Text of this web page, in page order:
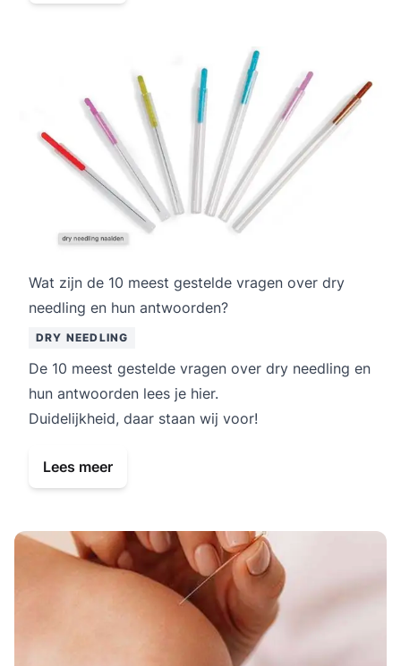
Wat zijn de 10 meest gestelde vragen over dry
needling en hun antwoorden?
DRY NEEDLING
De 10 meest gestelde vragen over dry needling en
hun antwoorden lees je hier.
Duidelijkheid, daar staan wij voor!
Lees meer